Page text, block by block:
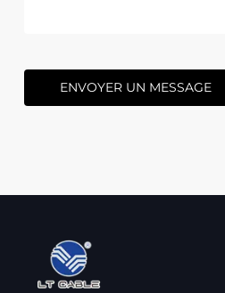
ENVOYER UN MESSAGE